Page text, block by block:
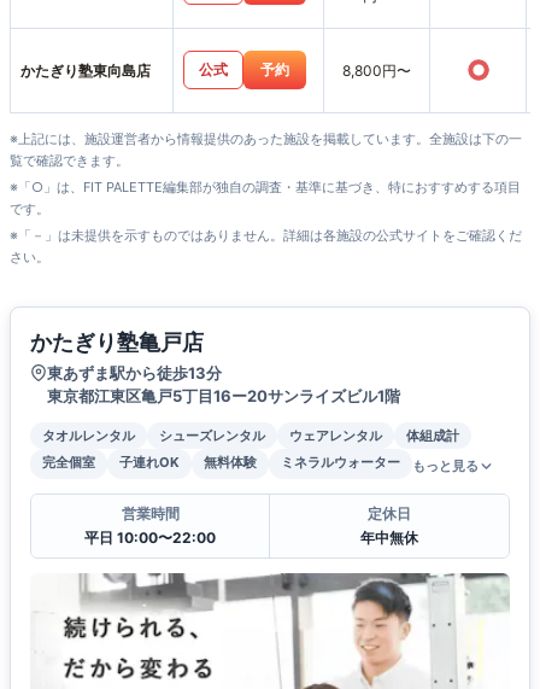
かたぎり塾東向島店 公式 予約 8,800円〜 ○
※上記には、施設運営者から情報提供のあった施設を掲載しています。全施設は下の一
覧で確認できます。
※「○」は、FIT PALETTE編集部が独自の調査・基準に基づき、特におすすめする項目
です。
※「－」は未提供を示すものではありません。詳細は各施設の公式サイトをご確認くだ
さい。
かたぎり塾亀戸店
東あずま駅から徒歩13分
東京都江東区亀戸5丁目16ー20サンライズビル1階
タオルレンタル シューズレンタル ウェアレンタル
体組成計
完全個室
子連れOK 無料体験 ミネラルウォーター もっと見る
営業時間
平日 10:00〜22:00
定休日
年中無休